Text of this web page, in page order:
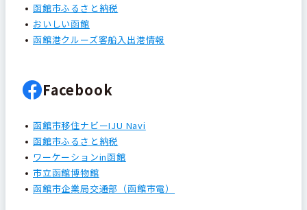
函館市ふるさと納税
おいしい函館
函館港クルーズ客船入出港情報
Facebook
函館市移住ナビーIJU Navi
函館市ふるさと納税
ワーケーションin函館
市立函館博物館
函館市企業局交通部（函館市電）